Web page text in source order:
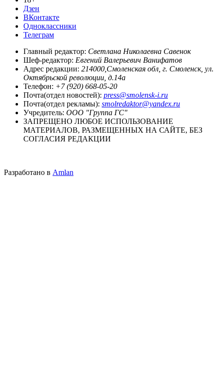
Дзен
ВКонтакте
Одноклассники
Телеграм
Главный редактор: Светлана Николаевна Савенок
Шеф-редактор: Евгений Валерьевич Ванифатов
Адрес редакции: 214000,Смоленская обл, г. Смоленск, ул.
Октябрьской революции, д.14а
Телефон: +7 (920) 668-05-20
Почта(отдел новостей): press@smolensk-i.ru
Почта(отдел рекламы): smolredaktor@yandex.ru
Учредитель: ООО "Группа ГС"
ЗАПРЕЩЕНО ЛЮБОЕ ИСПОЛЬЗОВАНИЕ
МАТЕРИАЛОВ, РАЗМЕЩЕННЫХ НА САЙТЕ, БЕЗ
СОГЛАСИЯ РЕДАКЦИИ
Разработано в Amlan